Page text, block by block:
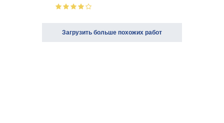
Загрузить больше похожих работ